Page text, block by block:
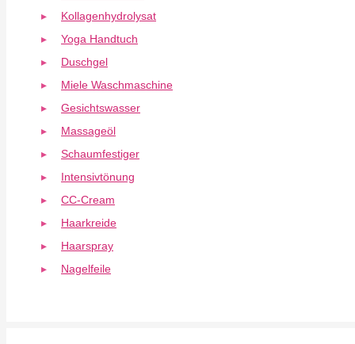
Kollagenhydrolysat
Yoga Handtuch
Duschgel
Miele Waschmaschine
Gesichtswasser
Massageöl
Schaumfestiger
Intensivtönung
CC-Cream
Haarkreide
Haarspray
Nagelfeile